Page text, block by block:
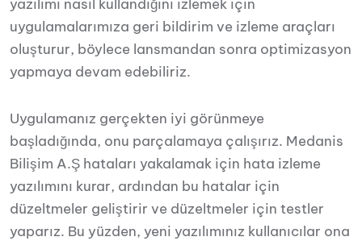
yazılımı nasıl kullandığını izlemek için
uygulamalarımıza geri bildirim ve izleme araçları
oluşturur, böylece lansmandan sonra optimizasyon
yapmaya devam edebiliriz.
Uygulamanız gerçekten iyi görünmeye
başladığında, onu parçalamaya çalışırız. Medanis
Bilişim A.Ş hataları yakalamak için hata izleme
yazılımını kurar, ardından bu hatalar için
düzeltmeler geliştirir ve düzeltmeler için testler
yaparız. Bu yüzden, yeni yazılımınız kullanıcılar ona